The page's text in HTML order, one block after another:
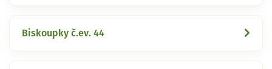
Biskoupky č.ev. 44